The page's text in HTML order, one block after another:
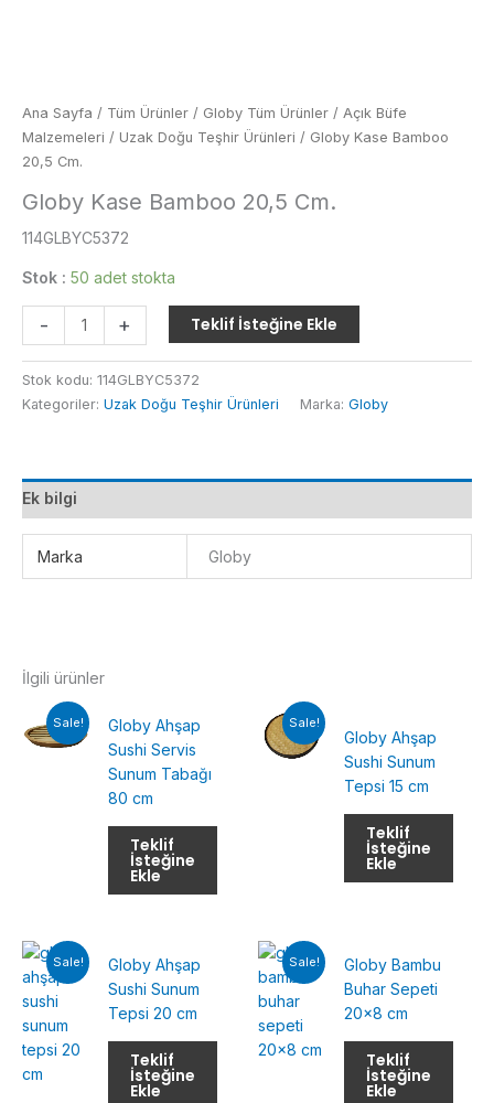
Ana Sayfa / Tüm Ürünler / Globy Tüm Ürünler / Açık Büfe
Malzemeleri / Uzak Doğu Teşhir Ürünleri / Globy Kase Bamboo
20,5 Cm.
Globy Kase Bamboo 20,5 Cm.
114GLBYC5372
Stok : 50 adet stokta
-
Kase
Bamboo
20,5
Cm.
+ Teklif İsteğine Ekle
Stok kodu: 114GLBYC5372
Kategoriler: Uzak Doğu Teşhir Ürünleri Marka: Globy
Ek bilgi
Marka Globy
İlgili ürünler
Sale!
Globy Ahşap
Sushi Servis
Sunum Tabağı
80 cm
Teklif
İsteğine
Ekle
Sale!
Globy Ahşap
Sushi Sunum
Tepsi 15 cm
Teklif
İsteğine
Ekle
Sale!
Globy Ahşap
Sushi Sunum
Tepsi 20 cm
Teklif
İsteğine
Ekle
Sale!
Globy Bambu
Buhar Sepeti
20×8 cm
Teklif
İsteğine
Ekle